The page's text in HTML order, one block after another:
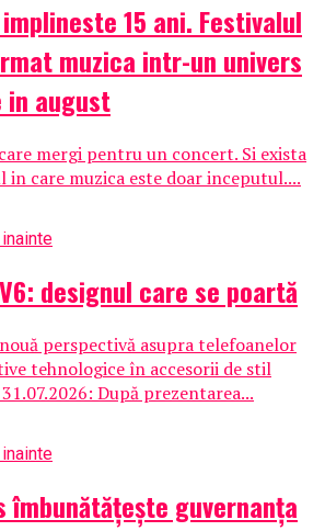
implineste 15 ani. Festivalul
muzica intr-un univers
august
mergi pentru un concert. Si exista
in care muzica este doar inceputul....
designul care se poartă
perspectivă asupra telefoanelor
tehnologice în accesorii de stil
După prezentarea...
îmbunătățește guvernanța